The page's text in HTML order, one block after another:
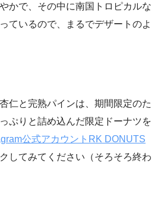
かで、その中に南国トロピカルな
ているので、まるでデザートのよ
仁と完熟パインは、期間限定のた
ぷりと詰め込んだ限定ドーナツを
公式アカウントRK DONUTS
してみてください（そろそろ終わ